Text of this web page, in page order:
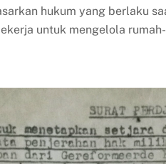
hukum yang berlaku
untuk mengelola